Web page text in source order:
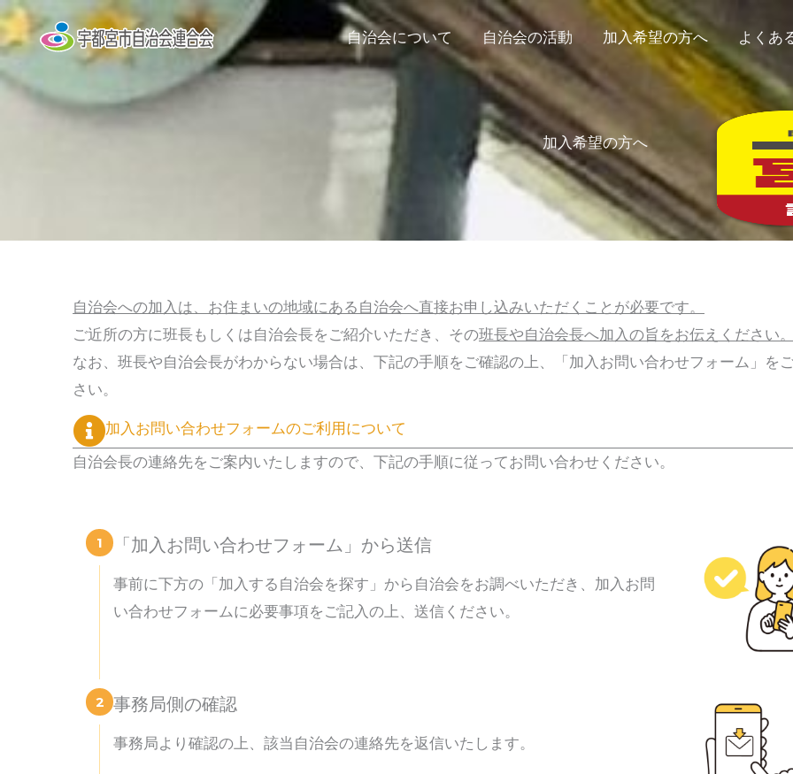
内
容
を
自治会について 自治会の活動 加入希望の方へ よくあ
加入希望の方へ
自治会への加入は、お住まいの地域にある自治会へ直接お申し込みいただくことが必要です。
ご近所の方に班長もしくは自治会長をご紹介いただき、その班長や自治会長へ加入の旨をお伝えください
なお、班長や自治会長がわからない場合は、下記の手順をご確認の上、「加入お問い合わせフォーム」を
さい。
加入お問い合わせフォームのご利用について
自治会長の連絡先をご案内いたしますので、下記の手順に従ってお問い合わせください。
1 「加入お問い合わせフォーム」から送信
事前に下方の「加入する自治会を探す」から自治会をお調べいただき、加入お問
い合わせフォームに必要事項をご記入の上、送信ください。
2 事務局側の確認
事務局より確認の上、該当自治会の連絡先を返信いたします。